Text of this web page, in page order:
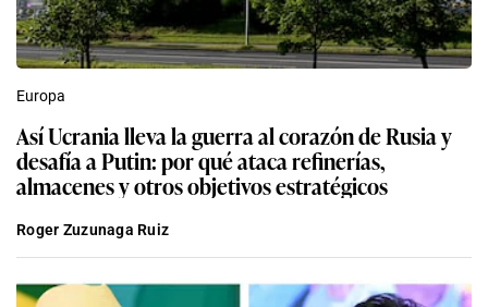
Europa
Así Ucrania lleva la guerra al corazón de Rusia y
desafía a Putin: por qué ataca refinerías,
almacenes y otros objetivos estratégicos
Roger Zuzunaga Ruiz